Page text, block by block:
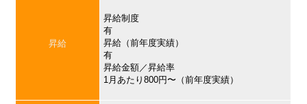
昇給
昇給制度
有
昇給（前年度実績）
有
昇給金額／昇給率
1月あたり800円〜（前年度実績）